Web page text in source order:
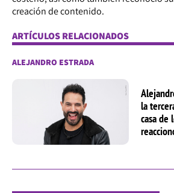
creación de contenido.
ARTÍCULOS RELACIONADOS
ALEJANDRO ESTRADA
la
casa de